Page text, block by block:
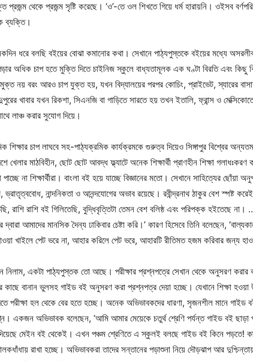
প্রজন্ম থেকে প্রজন্ম সৃষ্টি করেছে। ‘ও’-তে ওল শিখতে গিয়ে ধর্ম হারায়নি। ওইসব
ব্যক্তি।
ধরে বলছি বইয়ের বোঝা কমানোর কথা। সেখানে পাঠ্যপুস্তকে বইয়ের মধ্যে
অধিক চাপ হতে মুক্তি দিতে চাইনিজ স্কুলে বাধ্যতামূলক এক ঘণ্টা বিরতি এবং কিছু
নয় বরং আরও চাপ যুক্ত হয়, যখন বিদ্যালয়ের পরপর কোচিং, প্রাইভেট, স্যারের
খাবার যখন রিকশা, সিএনজি বা গাড়িতে সারতে হয় তখন ইতালি, ফ্রান্স ও
লাঞ্চ করার সুযোগ দিয়ে।
শিক্ষার চাপ লাঘবে সহ-পাঠ্যক্রমিক কার্যক্রমকে গুরুত্ব দিয়েও সিঙ্গাপুর বিশ্বের
খেলার মাঠবিহীন, ছোট ছোট আবদ্ধ ফ্ল্যাটে অনেক শিক্ষার্থী প্রাণহীন শিক্ষা
না শিক্ষার্থীরা। বাংলা বই হয়ে যাচ্ছে বিজ্ঞানের মতো। সেখানে সাহিত্যের ছোঁয়া
ভ্রাতৃত্ববোধ, নান্দনিকতা ও আনন্দযোগের অভাব রয়েছে। রবীন্দ্রনাথ ঠাকুর বেশ স্পষ্ট
রাশি রাশি বই গিলিতেছি, বুদ্ধিবৃত্তিটা তেমন বেশ বলিষ্ঠ এবং পরিপক্ক
আমাদের মানসিক দৈন্য ঢাকিবার চেষ্টা করি।’ কারণ হিসেবে তিনি বলেছেন,
খাইলে পেট ভরে না, আহার করিলে পেট ভরে, আহারটি রীতিমত হজম করিবার জন্য
নিলাম, একটা পাঠ্যপুস্তক তো আছে। পরীক্ষার প্রশ্নপত্রে সেখান থেকে অনুসরণ করার
কাছে বানান ভুলসহ গাইড বই অনুসরণ করা প্রশ্নপত্র দেয়া হচ্ছে। যেখানে শিক্ষা হওয়া
পরীক্ষা হল থেকে বের হতে হচ্ছে। অনেক অভিভাবকদের ধারণা, সৃজনশীল মানে
একজন অভিভাবক বলেছেন, ‘আমি আমার মেয়েকে চতুর্থ শ্রেণি পর্যন্ত গাইড বই
মেইন বই থেকেই। এখন পঞ্চম শ্রেণিতে এ স্কুলই বলছে গাইড বই কিনে পড়তে!
রাখা হচ্ছে। অভিভাবকরা তাদের সন্তানের পড়াশুনা নিয়ে দৌড়ঝাপ আর